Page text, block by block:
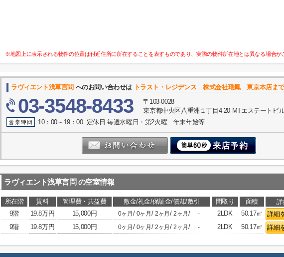
※地図上に表示される物件の位置は付近住所に所在することを表すものであり、実際の物件所在地とは異なる場合が
ラヴィエント浅草言問 へのお問い合わせは トラスト・レジデンス 株式会社瑞鳳 東京本店ま
03-3548-8433
〒103-0028
東京都中央区八重洲１丁目4-20 MTエステートビ
10：00～19：00 定休日:毎週水曜日・第2火曜 年末年始等
ラヴィエント浅草言問 の空室情報
所在階 賃料 管理費・共益費 敷金/礼金/保証金/償却/敷引 間取り 面積
9階
19.8万円 15,000円 0ヶ月 / 0ヶ月 / 2ヶ月 /2ヶ月/ - 2LDK 50.17㎡ 詳細
9階
19.8万円 15,000円 0ヶ月 / 0ヶ月 / 2ヶ月 /2ヶ月/ - 2LDK 50.17㎡ 詳細